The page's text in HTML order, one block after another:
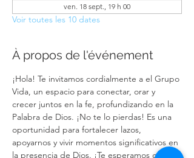
ven. 18 sept., 19 h 00
Voir toutes les 10 dates
À propos de l'événement
¡Hola! Te invitamos cordialmente a el Grupo
Vida, un espacio para conectar, orar y
crecer juntos en la fe, profundizando en la
Palabra de Dios. ¡No te lo pierdas! Es una
oportunidad para fortalecer lazos,
apoyarnos y vivir momentos significativos en
la presencia de Dios. ¡Te esperamos con los